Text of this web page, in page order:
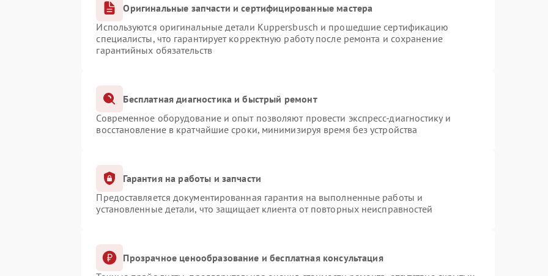
Оригинальные запчасти и сертифицированные мастера
Используются оригинальные детали Kuppersbusch и прошедшие сертификацию
специалисты, что гарантирует корректную работу после ремонта и сохранение
гарантийных обязательств
Бесплатная диагностика и быстрый ремонт
Современное оборудование и опыт позволяют провести экспресс-диагностику и
восстановление в кратчайшие сроки, минимизируя время без устройства
Гарантия на работы и запчасти
Предоставляется документированная гарантия на выполненные работы и
установленные детали, что защищает клиента от повторных неисправностей
Прозрачное ценообразование и бесплатная консультация